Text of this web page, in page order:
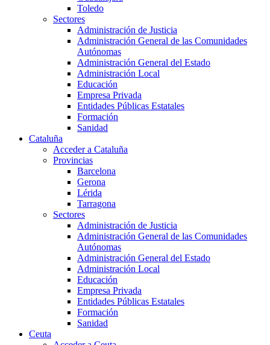
Toledo
Sectores
Administración de Justicia
Administración General de las Comunidades
Autónomas
Administración General del Estado
Administración Local
Educación
Empresa Privada
Entidades Públicas Estatales
Formación
Sanidad
Cataluña
Acceder a Cataluña
Provincias
Barcelona
Gerona
Lérida
Tarragona
Sectores
Administración de Justicia
Administración General de las Comunidades
Autónomas
Administración General del Estado
Administración Local
Educación
Empresa Privada
Entidades Públicas Estatales
Formación
Sanidad
Ceuta